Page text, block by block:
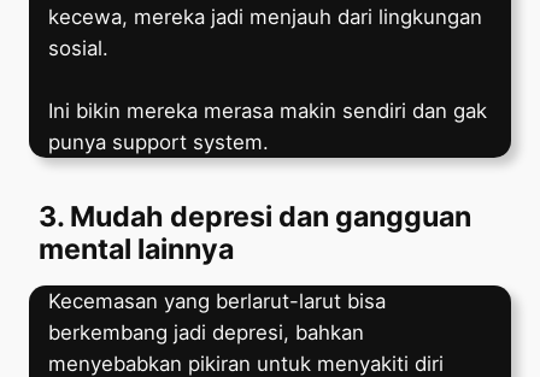
kecewa, mereka jadi menjauh dari lingkungan
sosial.
Ini bikin mereka merasa makin sendiri dan gak
punya support system.
3. Mudah depresi dan gangguan
mental lainnya
Kecemasan yang berlarut-larut bisa
berkembang jadi depresi, bahkan
menyebabkan pikiran untuk menyakiti diri